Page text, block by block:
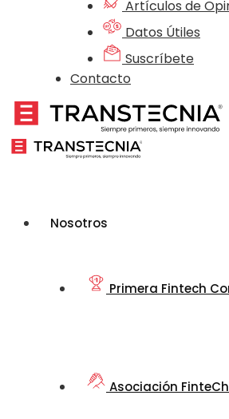
Artículos de
Datos Útiles
Suscríbete
Contacto
Nosotros
Primera Fintech
Asociación